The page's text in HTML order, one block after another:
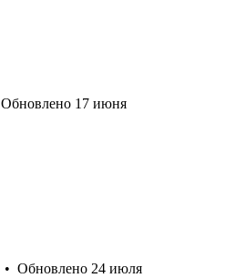
Обновлено 17 июня
• Обновлено 24 июля